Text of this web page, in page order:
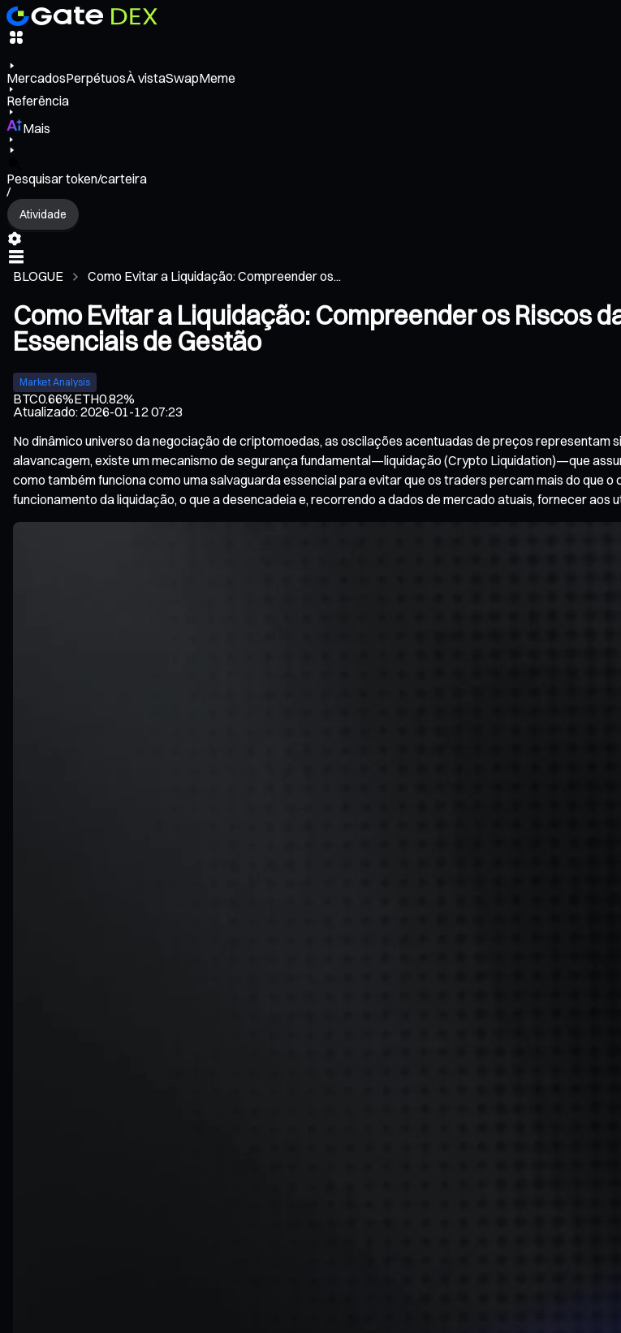
MercadosPerpétuosÀ vistaSwapMeme
Referência
Mais
Pesquisar token/carteira
/
Atividade
BLOGUE Como Evitar a Liquidação: Compreender os...
Como Evitar a Liquidação: Compreender os Riscos
Essenciais de Gestão
Market Analysis
BTC0.66%ETH0.82%
Atualizado:2026-01-12 07:23
No dinâmico universo da negociação de criptomoedas, as oscilações acentuadas de preços
alavancagem, existe um mecanismo de segurança fundamental—liquidação (Crypto Liquidation)—que
como também funciona como uma salvaguarda essencial para evitar que os traders percam mais do que
funcionamento da liquidação, o que a desencadeia e, recorrendo a dados de mercado atuais, fornecer